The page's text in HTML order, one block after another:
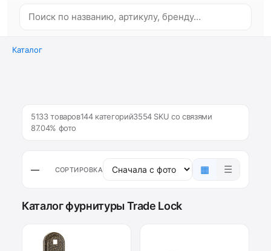
Каталог
5133 товаров144 категорий3554 SKU со связями
87.04% фото
— СОРТИРОВКА ▦ ☰
Каталог фурнитуры Trade Lock